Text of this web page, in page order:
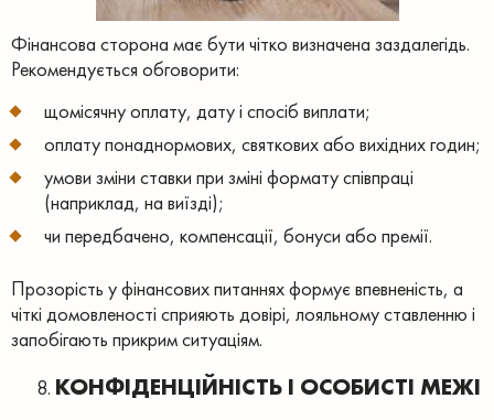
Фінансова сторона має бути чітко визначена заздалегідь.
Рекомендується обговорити:
щомісячну оплату, дату і спосіб виплати;
оплату понаднормових, святкових або вихідних годин;
умови зміни ставки при зміні формату співпраці
(наприклад, на виїзді);
чи передбачено, компенсації, бонуси або премії.
Прозорість у фінансових питаннях формує впевненість, а
чіткі домовленості сприяють довірі, лояльному ставленню і
запобігають прикрим ситуаціям.
КОНФІДЕНЦІЙНІСТЬ І ОСОБИСТІ МЕЖІ